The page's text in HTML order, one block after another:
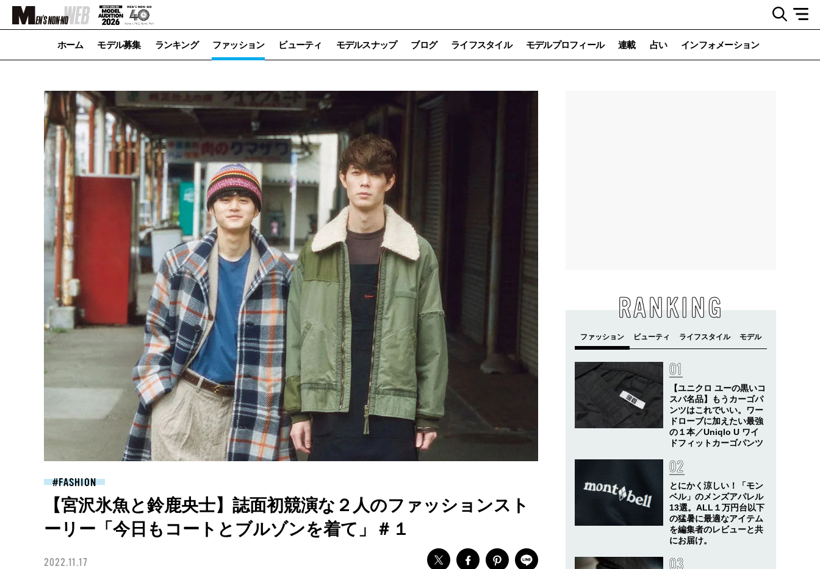
ホーム モデル募集 ランキング ファッション ビューティ モデルスナップ ブログ ライフスタイル モデルプロフィール 連載 占い インフォメーション
FASHION
【宮沢氷魚と鈴鹿央士】誌面初競演な２人のファッションスト
ーリー「今日もコートとブルゾンを着て」＃１
2022.11.17
RANKING
【ユニクロ ユーの黒いコ
スパ名品】もうカーゴパ
ンツはこれでいい。ワー
ドローブに加えたい最強
の１本／Uniqlo U ワイ
ドフィットカーゴパンツ
とにかく涼しい！「モン
ベル」のメンズアパレル
13選。ALL１万円台以下
の猛暑に最適なアイテム
を編集者のレビューと共
にお届け。